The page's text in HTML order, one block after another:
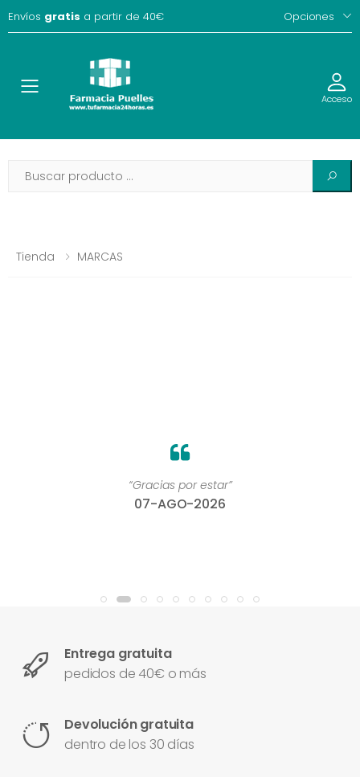
Envíos gratis a partir de 40€ Opciones
Toggle Acceso
Tienda MARCAS
“Gracias por estar”
07-AGO-2026
Entrega gratuita
pedidos de 40€ o más
Devolución gratuita
dentro de los 30 días